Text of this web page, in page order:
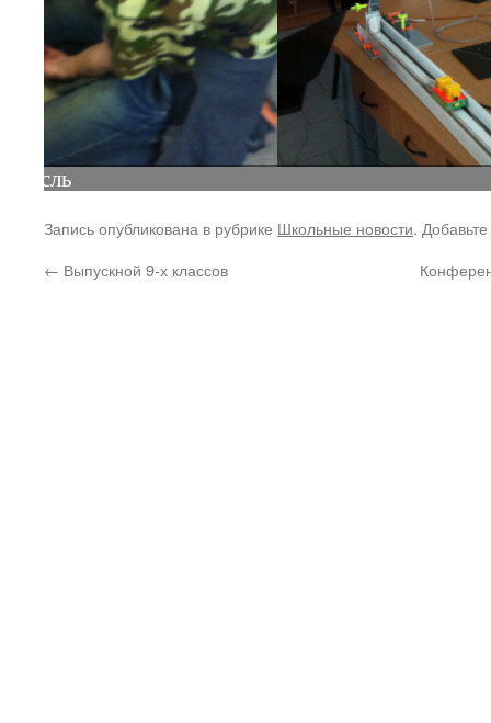
Запись опубликована в рубрике Школьные новости.
← Выпускной 9-х классов